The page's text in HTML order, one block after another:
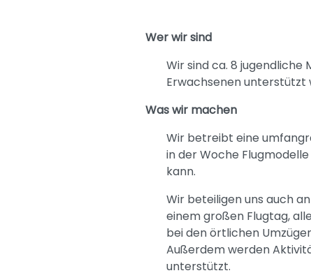
Wer wir sind
Wir sind ca. 8
Erwachsenen unterstützt
Was wir machen
Wir betreibt eine
in der Woche
kann.
Wir beteiligen uns auch
einem großen Flugtag,
bei den örtlichen
Außerdem werden
unterstützt.